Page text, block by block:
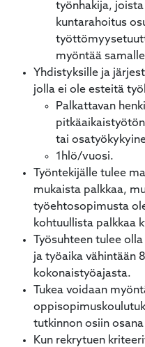
työnhakija,
kuntarahoitus
myöntää
Yhdistyksille ja
jolla ei ole esteitä
Palkattavan
pitkäaikaistyötön
tai
1hlö/vuosi.
Työntekijälle tulee
mukaista palkkaa,
työehtosopimusta
kohtuullista palkkaa
Työsuhteen tulee
ja työaika vähintään
kokonaistyöajasta.
Tukea voidaan
tutkinnon osiin
Kun rekrytuen